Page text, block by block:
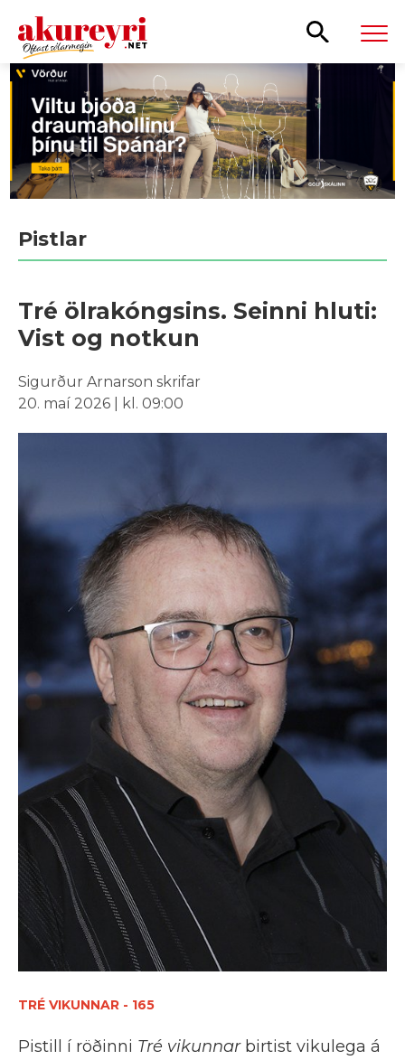
Leita
Pistlar
Tré ölrakóngsins. Seinni hluti:
Vist og notkun
Sigurður Arnarson skrifar
20. maí 2026 | kl. 09:00
TRÉ VIKUNNAR - 165
Pistill í röðinni Tré vikunnarbirtist vikulega á